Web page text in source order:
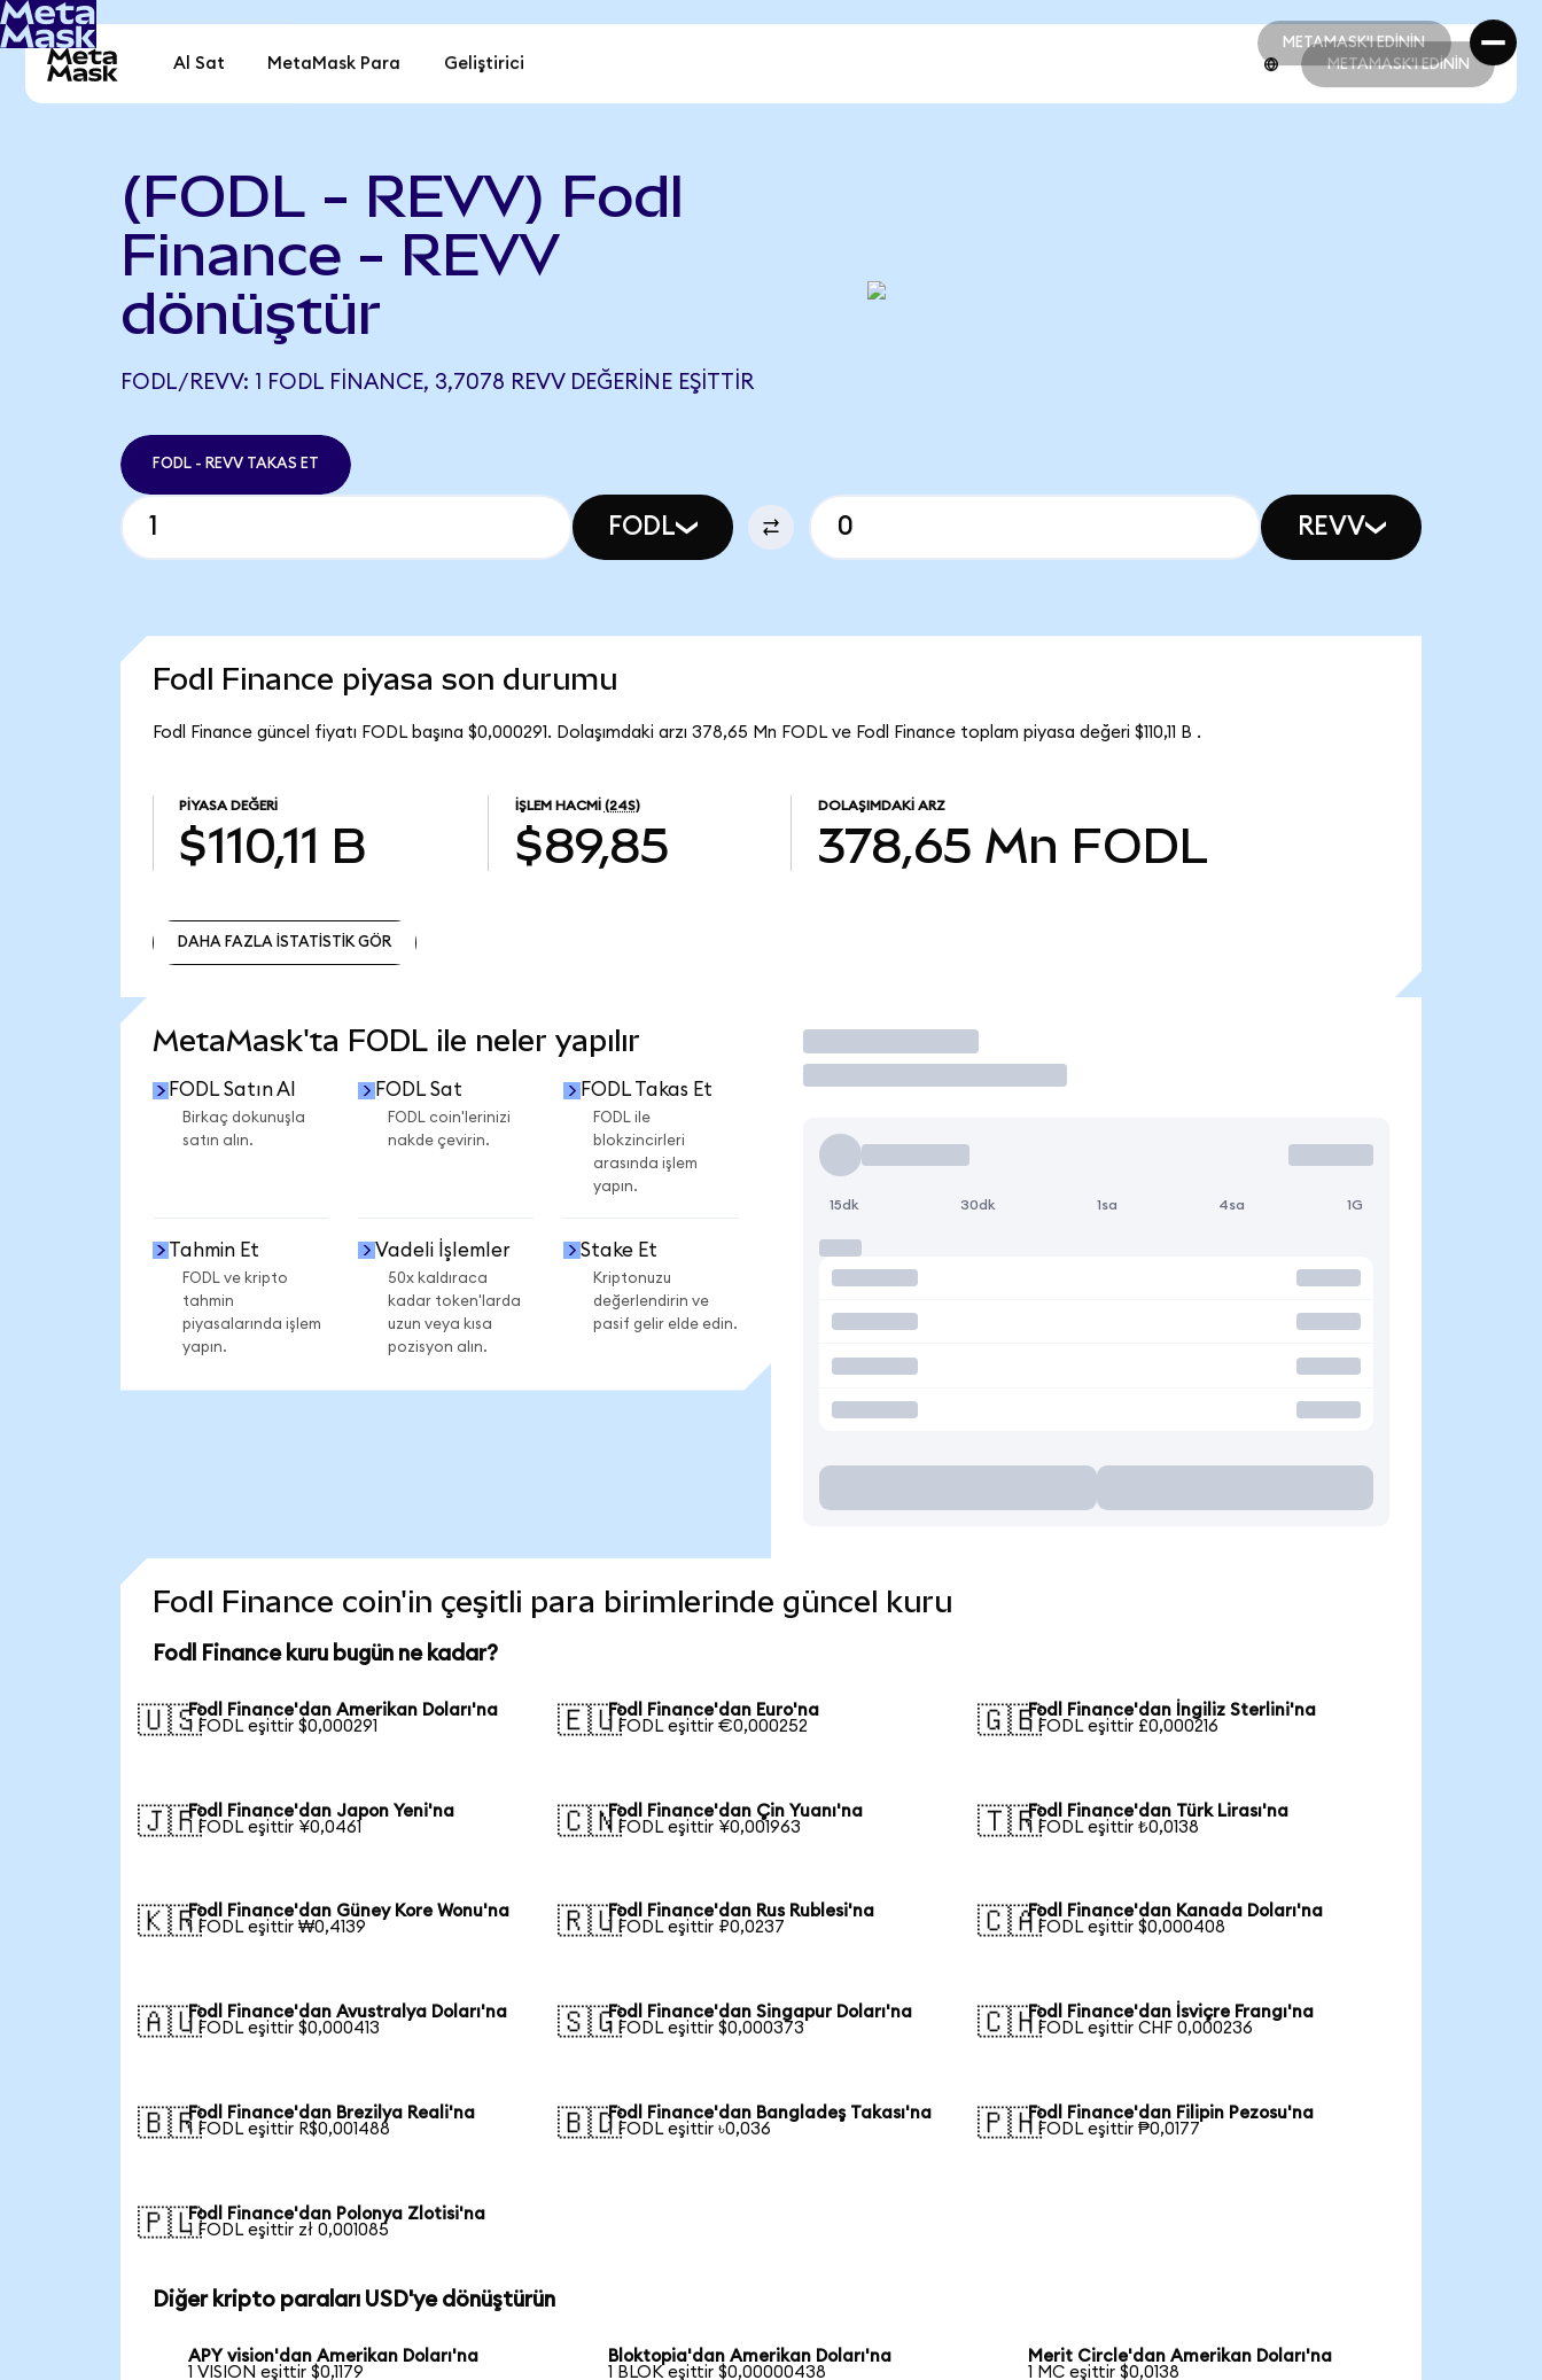
METAMASK'I EDİNİN
METAMASK'I EDİNİN
Al Sat MetaMask Para Geliştirici METAMASK'I EDİNİN
(FODL - REVV) Fodl
Finance - REVV
dönüştür
FODL/REVV: 1 FODL FINANCE, 3,7078 REVV DEĞERINE EŞITTIR
FODL - REVV TAKAS ET
FODL REVV
Fodl Finance piyasa son durumu
Fodl Finance güncel fiyatı FODL başına $0,000291. Dolaşımdaki arzı 378,65 Mn FODL ve Fodl Finance toplam piyasa değeri $110,11 B .
PIYASA DEĞERI
$110,11 B
İŞLEM HACMI (24S)
$89,85
DOLAŞIMDAKI ARZ
378,65 Mn FODL
DAHA FAZLA İSTATİSTİK GÖR
MetaMask'ta FODL ile neler yapılır
FODL Satın Al
Birkaç dokunuşla
satın alın.
FODL Sat
FODL coin'lerinizi
nakde çevirin.
FODL Takas Et
FODL ile
blokzincirleri
arasında işlem
yapın.
Tahmin Et
FODL ve kripto
tahmin
piyasalarında işlem
yapın.
Vadeli İşlemler
50x kaldıraca
kadar token'larda
uzun veya kısa
pozisyon alın.
Stake Et
Kriptonuzu
değerlendirin ve
pasif gelir elde edin.
İşlem Yap
15dk 30dk 1sa 4sa 1G
Fodl Finance coin'in çeşitli para birimlerinde güncel kuru
Fodl Finance kuru bugün ne kadar?
🇺🇸Fodl Finance'dan Amerikan Doları'na
1 FODL eşittir $0,000291
🇪🇺Fodl Finance'dan Euro'na
1 FODL eşittir €0,000252
🇬🇧Fodl Finance'dan İngiliz Sterlini'na
1 FODL eşittir £0,000216
🇯🇵Fodl Finance'dan Japon Yeni'na
1 FODL eşittir ¥0,0461
🇨🇳Fodl Finance'dan Çin Yuanı'na
1 FODL eşittir ¥0,001963
🇹🇷Fodl Finance'dan Türk Lirası'na
1 FODL eşittir ₺0,0138
🇰🇷Fodl Finance'dan Güney Kore Wonu'na
1 FODL eşittir ₩0,4139
🇷🇺Fodl Finance'dan Rus Rublesi'na
1 FODL eşittir ₽0,0237
🇨🇦Fodl Finance'dan Kanada Doları'na
1 FODL eşittir $0,000408
🇦🇺Fodl Finance'dan Avustralya Doları'na
1 FODL eşittir $0,000413
🇸🇬Fodl Finance'dan Singapur Doları'na
1 FODL eşittir $0,000373
🇨🇭Fodl Finance'dan İsviçre Frangı'na
1 FODL eşittir CHF 0,000236
🇧🇷Fodl Finance'dan Brezilya Reali'na
1 FODL eşittir R$0,001488
🇧🇩Fodl Finance'dan Bangladeş Takası'na
1 FODL eşittir ৳0,036
🇵🇭Fodl Finance'dan Filipin Pezosu'na
1 FODL eşittir ₱0,0177
🇵🇱Fodl Finance'dan Polonya Zlotisi'na
1 FODL eşittir zł 0,001085
Diğer kripto paraları USD'ye dönüştürün
APY vision'dan Amerikan Doları'na
1 VISION eşittir $0,1179
Bloktopia'dan Amerikan Doları'na
1 BLOK eşittir $0,00000438
Merit Circle'dan Amerikan Doları'na
1 MC eşittir $0,0138